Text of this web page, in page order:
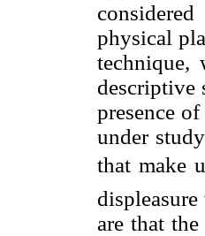
physical
technique,
descriptive
presence
under
that make
are that